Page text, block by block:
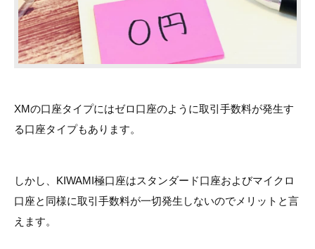
XMの口座タイプにはゼロ口座のように取引手数料が発生す
る口座タイプもあります。
しかし、KIWAMI極口座はスタンダード口座およびマイクロ
口座と同様に取引手数料が一切発生しないのでメリットと言
えます。